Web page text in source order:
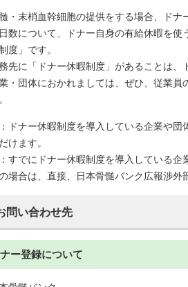
・末梢血幹細胞の提供をする場合、ド
数について、ドナー自身の有給休暇を
度」です。
先に「ドナー休暇制度」があることは、
・団体におかれましては、ぜひ、従業員
ドナー休暇制度を導入している企業や
けます。
すでにドナー休暇制度を導入している
場合は、直接、日本骨髄バンク広報渉外
問い合わせ先
ナー登録について